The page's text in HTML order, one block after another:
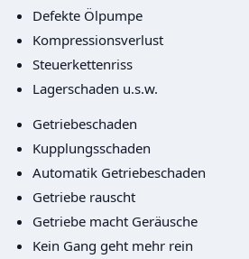
Defekte Ölpumpe
Kompressionsverlust
Steuerkettenriss
Lagerschaden u.s.w.
Getriebeschaden
Kupplungsschaden
Automatik Getriebeschaden
Getriebe rauscht
Getriebe macht Geräusche
Kein Gang geht mehr rein